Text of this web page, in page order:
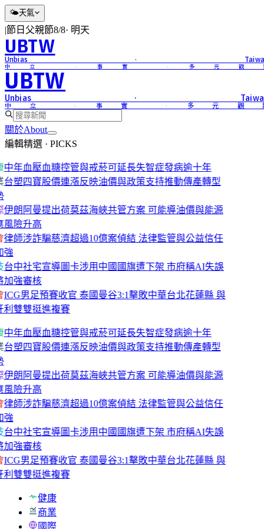
🌤天氣
|節日 父親節8/8· 明天
UBTW
Unbias ·
中立 · 事實 · 多元觀
UBTW
Unbias ·
中立 · 事實 · 多元觀
關於About
編輯精選 · PICKS
中年血壓血糖控管與戒菸可延長失智症發病逾十年
台塑四寶股價連漲反映油價與政策支持推動傳產轉型
伊朗阿曼提出荷莫茲海峽共管方案 可能導油價與能源
風險升高
律師涉詐騙慈濟超過10億案偵結 法律監管與公益信任
強
台中社宅宣導圖卡涉用中國國旗遭下架 市府稱AI失誤
加強審核
ICG男足預賽收官 泰國曼谷3:1擊敗中華台北花蓮縣 與
利雙雙挺進複賽
中年血壓血糖控管與戒菸可延長失智症發病逾十年
台塑四寶股價連漲反映油價與政策支持推動傳產轉型
伊朗阿曼提出荷莫茲海峽共管方案 可能導油價與能源
風險升高
律師涉詐騙慈濟超過10億案偵結 法律監管與公益信任
強
台中社宅宣導圖卡涉用中國國旗遭下架 市府稱AI失誤
加強審核
ICG男足預賽收官 泰國曼谷3:1擊敗中華台北花蓮縣 與
利雙雙挺進複賽
健康
商業
國際